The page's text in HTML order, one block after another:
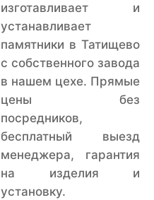
изготавливает и
устанавливает
памятники в Татищево
с собственного завода
в нашем цехе. Прямые
цены без
посредников,
бесплатный выезд
менеджера, гарантия
на изделия и
установку.